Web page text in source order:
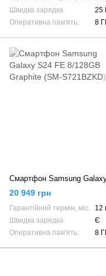
Швидка зарядка
25
Оперативна пам'ять:
8
20 949 грн
Гарантійний термін, міс.
12
Швидка зарядка
Є
Оперативна пам'ять:
8